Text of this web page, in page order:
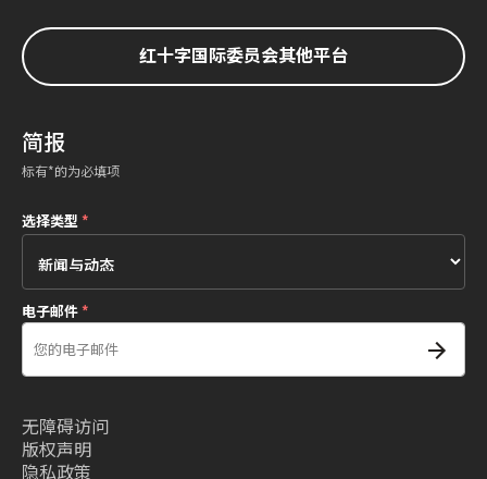
红十字国际委员会其他平台
简报
标有*的为必填项
选择类型 *
电子邮件*
无障碍访问
版权声明
隐私政策